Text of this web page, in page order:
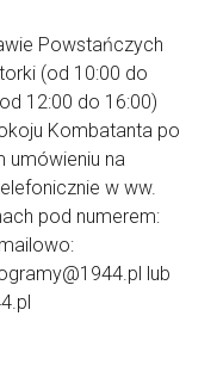
Powstańczych
(od 10:00 do
12:00 do 16:00)
Kombatanta po
umówieniu na
w ww.
pod numerem:
lub